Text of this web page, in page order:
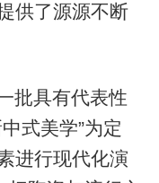
供了源源不断
批具有代表性
式美学”为定
进行现代化演